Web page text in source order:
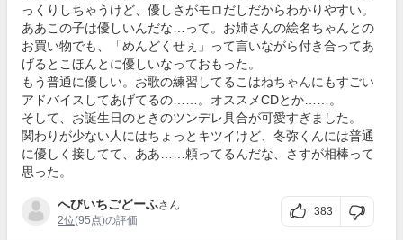
っくりしちゃうけど、優しさがモロだしだからわかりやすい。
ああこの子は優しいんだな…って。お姉さんの絵名ちゃんとの
お買い物でも、「めんどくせぇ」って言いながら付き合ってあ
げるとこほんとに優しいなっておもった。
もう普通に優しい。お歌の練習してるこはねちゃんにもすごい
アドバイスしてあげてるの……。オススメCDとか……。
そして、お誕生日のときのツンデレ具合が可愛すぎました。
関わりが少ない人にはちょっとキツイけど、冬弥くんには普通
に優しく接してて、ああ……頼ってるんだな、さすが相棒って
思った。
へびいちごどーふさん
2位(95点)の評価
383